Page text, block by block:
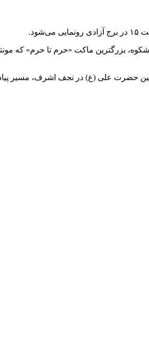
شکوه، بزرگترین ماکت «حرم تا حرم»
حضرت علی (ع) در نجف اشرف، مسیر